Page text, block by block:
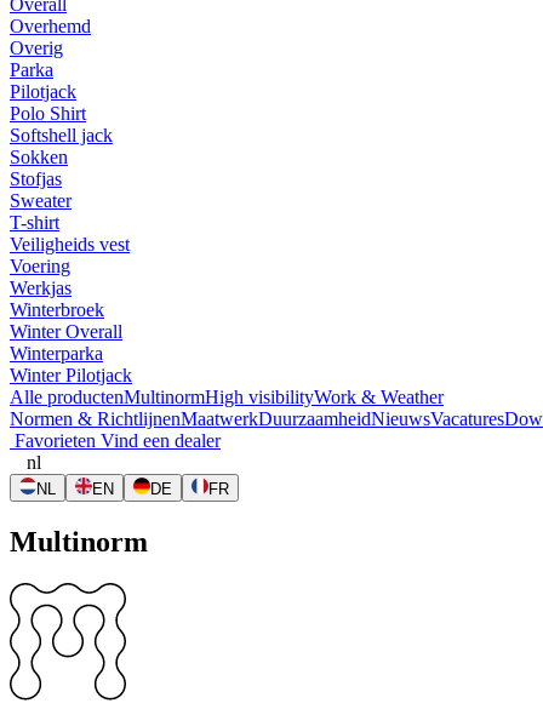
Overall
Overhemd
Overig
Parka
Pilotjack
Polo Shirt
Softshell jack
Sokken
Stofjas
Sweater
T-shirt
Veiligheids vest
Voering
Werkjas
Winterbroek
Winter Overall
Winterparka
Winter Pilotjack
Alle productenMultinormHigh visibilityWork & Weather
Normen & RichtlijnenMaatwerkDuurzaamheidNieuwsVacatures
Favorieten Vind een dealer
nl
NL EN DE FR
Multinorm